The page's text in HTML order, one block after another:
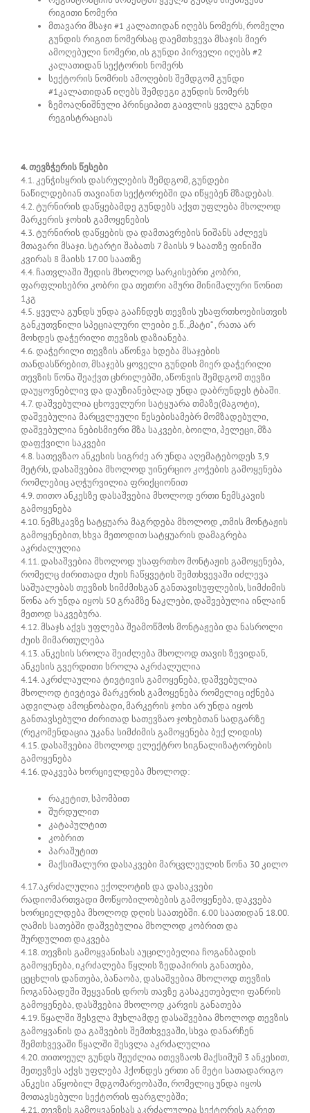
რიგითი ნომერი
მთავარი მსაჯი #1 კალათიდან იღებს ნომერს, რომელი
გუნდის რიგით ნომერსაც დაემთხვევა მსაჯის მიერ
ამოღებული ნომერი, ის გუნდი პირველი იღებს #2
კალათიდან სექტორის ნომერს
სექტორის ნომრის ამოღების შემდგომ გუნდი
#1კალათიდან იღებს შემდეგი გუნდის ნომერს
ზემოაღნიშნული პრინციპით გაივლის ყველა გუნდი
რეგისტრაციას
4. თევზჭერის წესები
4.1. კენჭისყრის დასრულების შემდგომ, გუნდები
ნაწილდებიან თავიანთ სექტორებში და იწყებენ მზადებას.
4.2. ტურნირის დაწყებამდე გუნდებს აქვთ უფლება მხოლოდ
მარკერის ჯოხის გამოყენების
4.3. ტურნირის დაწყების და დამთავრების ნიშანს აძლევს
მთავარი მსაჯი. სტარტი შაბათს 7 მაისს 9 საათზე ფინიში
კვირას 8 მაისს 17.00 საათზე
4.4. ჩათვლაში შედის მხოლოდ სარკისებრი კობრი,
ფარფლისებრი კობრი და თეთრი ამური მინიმალური წონით
1კგ
4.5. ყველა გუნდს უნდა გააჩნდეს თევზის უსაფრთხოებისთვის
განკუთვნილი სპეციალური ლეიბი ე.წ. „მატი“ , რათა არ
მოხდეს დაჭერილი თევზის დაზიანება.
4.6. დაჭერილი თევზის აწონვა ხდება მსაჯების
თანდასწრებით, მსაჯებს ყოველი გუნდის მიერ დაჭერილი
თევზის წონა შეაქვთ ცხრილებში, აწონვის შემდგომ თევზი
დაუყოვნებლივ და დაუზიანებლად უნდა დაბრუნდეს ტბაში.
4.7. დაშვებულია ცხოველური სატყუარა თმაზე(მაგოტი),
დაშვებულია მარცვლეული წესებისამებრ მომზადებული,
დაშვებულია ნებისმიერი მზა საკვები, ბოილი, პელეცი, მზა
დაფქვილი საკვები
4.8. სათევზაო ანკესის სიგრძე არ უნდა აღემატებოდეს 3,9
მეტრს, დასაშვებია მხოლოდ უინერციო კოჭების გამოყენება
რომლებიც აღჭურვილია ფრიქციონით
4.9. თითო ანკესზე დასაშვებია მხოლოდ ერთი ნემსკავის
გამოყენება
4.10. ნემსკავზე სატყუარა მაგრდება მხოლოდ „თმის მონტაჟის
გამოყენებით, სხვა მეთოდით სატყუარის დამაგრება
აკრძალულია
4.11. დასაშვებია მხოლოდ უსაფრთხო მონტაჟის გამოყენება,
რომელც ძირითადი ძუის ჩაწყვეტის შემთხვევაში იძლევა
საშუალებას თევზის სიმძმისგან განთავისუფლების, სიმძიმის
წონა არ უნდა იყოს 50 გრამზე ნაკლები, დაშვებულია ინლაინ
მეთოდ საკვებურა.
4.12. მსაჯს აქვს უფლება შეამოწმოს მონტაჟები და ნასროლი
ძუის მიმართულება
4.13. ანკესის სროლა შეიძლება მხოლოდ თავის ზევიდან,
ანკესის გვერდითი სროლა აკრძალულია
4.14. აკრძლაულია ტივტივის გამოყენება, დაშვებულია
მხოლოდ ტივტივა მარკერის გამოყენება რომელიც იქნება
ადვილად ამოცნობადი, მარკერის ჯოხი არ უნდა იყოს
განთავსებული ძირითად სათევზაო ჯოხებთან სადგარზე
(რეკომენდაცია უკანა სიმძიმის გამოყენება ბექ ლიდის)
4.15. დასაშვებია მხოლოდ ელექტრო სიგნალიზატორების
გამოყენება
4.16. დაკვება ხორციელდება მხოლოდ:
რაკეტით, სპომბით
შურდულით
კატაპულტით
კობრით
პარაშუტით
მაქსიმალური დასაკვები მარცვლეულის წონა 30 კილო
4.17.აკრძალულია ექოლოტის და დასაკვები
რადიომართვადი მოწყობილობების გამოყენება, დაკვება
ხორციელდება მხოლოდ დღის საათებში. 6.00 საათიდან 18.00.
ღამის სათებში დაშვებულია მხოლოდ კობრით და
შურდულით დაკვება
4.18. თევზის გამოყვანისას აუცილებელია ჩოგანბადის
გამოყენება, იკრძალება წყლის ზედაპირის განათება,
ცეცხლის დანთება, ბანაობა, დასაშვებია მხოლოდ თევზის
ჩოგანბადეში შეყვანის დროს თავზე გასაკეთებელი ფანრის
გამოყენება, დასშვებია მხოლოდ კარვის განათება
4.19. წყალში შესვლა მუხლამდე დასაშვებია მხოლოდ თევზის
გამოყვანის და გაშვების შემთხვევაში, სხვა დანარჩენ
შემთხვევაში წყალში შესვლა აკრძალულია
4.20. თითოეულ გუნდს შეუძლია ითევზაოს მაქსიმუმ 3 ანკესით,
მეთევზეს აქვს უფლება ჰქონდეს ერთი ან მეტი სათადარიგო
ანკესი აწყობილ მდგომარეობაში, რომელიც უნდა იყოს
მოთავსებული სექტორის ფარგლებში;
4.21. თევზის გამოყვანისას აკრძალულია სექტორის გარეთ